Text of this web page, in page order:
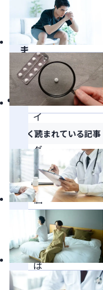
事
の
ま
と
め
バ
イ
ア
グ
ラ
の
個
人
輸
入
は
約
よく読まれている記事